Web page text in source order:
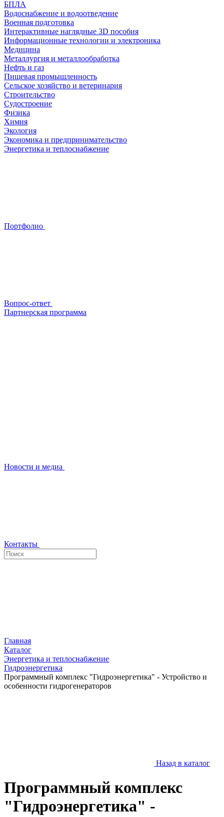
БПЛА
Водоснабжение и водоотведение
Военная подготовка
Интерактивные наглядные 3D пособия
Информационные технологии и электроника
Медицина
Металлургия и металлообработка
Нефть и газ
Пищевая промышленность
Сельское хозяйство и ветеринария
Строительство
Судостроение
Физика
Химия
Экология
Экономика и предпринимательство
Энергетика и теплоснабжение
Портфолио
Вопрос-ответ
Партнерская программа
Новости и медиа
Контакты
Главная
Каталог
Энергетика и теплоснабжение
Гидроэнергетика
Программный комплекс "Гидроэнергетика" - Устройство и
особенности гидрогенераторов
Назад в каталог
Программный комплекс
"Гидроэнергетика" -